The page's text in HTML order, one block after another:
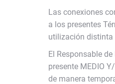
Las conexiones
a los presentes
utilización distinta
El Responsable
presente MEDIO
de manera